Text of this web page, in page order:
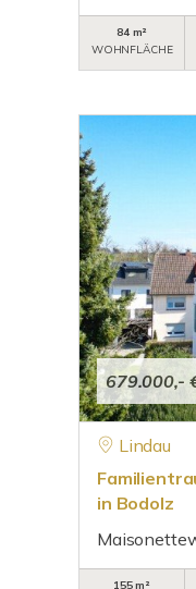
84 m²
WOHNFLÄCHE
679.000,-
Lindau
in Bodolz
155 m²